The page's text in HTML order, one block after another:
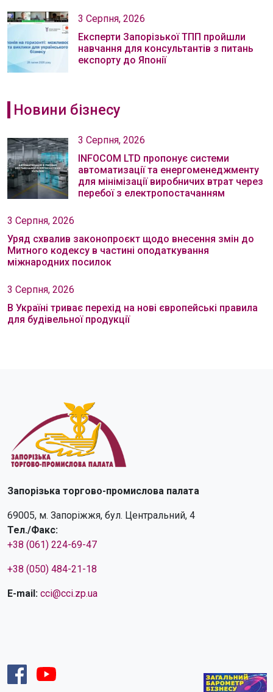
3 Серпня, 2026
Експерти Запорізької ТПП пройшли
навчання для консультантів з питань
експорту до Японії
Новини бізнесу
3 Серпня, 2026
INFOCOM LTD пропонує системи
автоматизації та енергоменеджменту
для мінімізації виробничих втрат через
перебої з електропостачанням
3 Серпня, 2026
Уряд схвалив законопроєкт щодо внесення змін до
Митного кодексу в частині оподаткування
міжнародних посилок
3 Серпня, 2026
В Україні триває перехід на нові європейські правила
для будівельної продукції
Запорізька торгово-промислова палата
69005, м. Запоріжжя, бул. Центральний, 4
Тел./Факс:
+38 (061) 224-69-47
+38 (050) 484-21-18
E-mail: cci@cci.zp.ua